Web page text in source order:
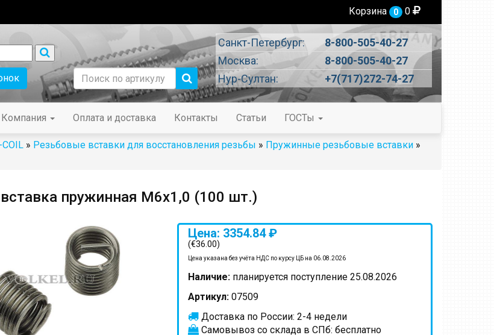
Корзина 0 0
Санкт-Петербург:
8-800-505-40-27
Москва:
8-800-505-40-27
Нур-Султан:
+7(717)272-74-27
Компания Оплата и доставка Контакты Статьи ГОСТы
» Резьбовые вставки для восстановления резьбы » Пружинные резьбовые вставки »
пружинная M6x1,0 (100 шт.)
Цена: 3354.84 ₽
(€36.00)
Цена указана без учёта НДС по курсу ЦБ на 06.08.2026
Наличие: планируется поступление 25.08.2026
Артикул: 07509
Доставка по России: 2-4 недели
Самовывоз со склада в СПб: бесплатно